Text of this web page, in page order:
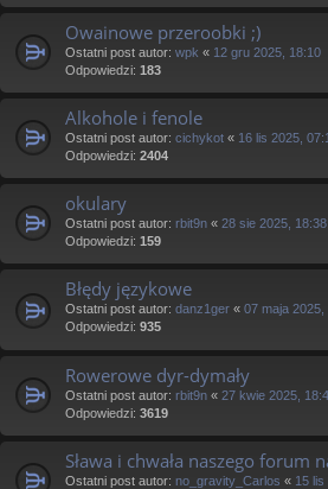
Owainowe przeroobki ;)
Ostatni post autor: wpk « 12 gru 2025, 18:10
Odpowiedzi: 183
Alkohole i fenole
Ostatni post autor: cichykot « 16 lis 2025,
Odpowiedzi: 2404
okulary
Ostatni post autor: rbit9n « 28 sie 2025, 18:38
Odpowiedzi: 159
Błędy językowe
Ostatni post autor: danz1ger « 07 maja 2025,
Odpowiedzi: 935
Rowerowe dyr-dymały
Ostatni post autor: rbit9n « 27 kwie 2025,
Odpowiedzi: 3619
Sława i chwała naszego forum
Ostatni post autor: no_gravity_Carlos « 15 lis